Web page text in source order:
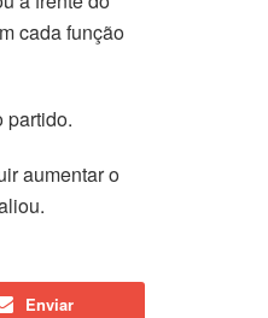
cada função
partido.
aumentar o
Enviar